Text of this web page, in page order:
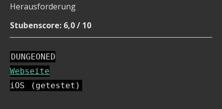
Herausforderung
Stubenscore: 6,0 / 10
DUNGEONED
Webseite
iOS
(getestet)